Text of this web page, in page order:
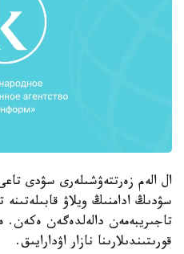
ال الەم زەرتتەۋشىلەرى سۋدى
سۋدىڭ ادامنىڭ ويلاۋ
تاجىريبەمەن دالەلدەگەن ەكەن.
قورىتىندىلارىنا نازار اۋدارايىق.